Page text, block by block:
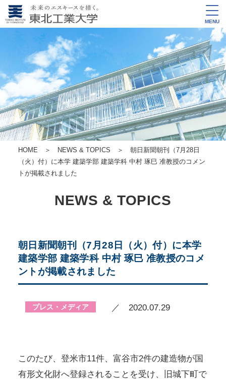
MENU
HOME ＞ NEWS & TOPICS ＞ 朝日新聞朝刊（7月28日
（火）付）に本学 建築学部 建築学科 中村 琢巳 准教授のコメン
トが掲載されました
NEWS & TOPICS
朝日新聞朝刊（7月28日（火）付）に本学
建築学部 建築学科 中村 琢巳 准教授のコメ
ントが掲載されました
プレス・メディア ／ 2020.07.29
このたび、登米市11件、富谷市2件の建造物が国
有形文化財へ登録されることを受け、旧城下町で